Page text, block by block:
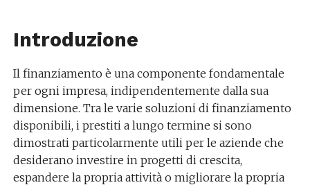
Introduzione
Il finanziamento è una componente fondamentale
per ogni impresa, indipendentemente dalla sua
dimensione. Tra le varie soluzioni di finanziamento
disponibili, i prestiti a lungo termine si sono
dimostrati particolarmente utili per le aziende che
desiderano investire in progetti di crescita,
espandere la propria attività o migliorare la propria